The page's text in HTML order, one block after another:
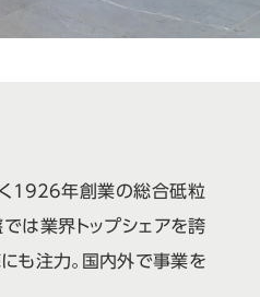
1926年創業の総合砥粒
では業界トップシェアを誇
も注力。国内外で事業を